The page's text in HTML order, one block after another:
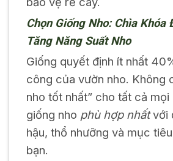
Chọn Giống Nho: Chìa Khóa
Tăng Năng Suất Nho
Giống quyết định ít nhất
công của vườn nho. Không
nho tốt nhất” cho tất cả
giống nho phù hợp nhấtvới
hậu, thổ nhưỡng và mục
bạn.